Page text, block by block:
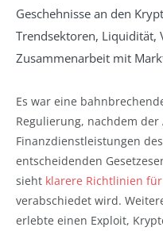
Geschehnisse an den
Trendsektoren, Liquidität,
Zusammenarbeit mit
Es war eine
Regulierung, nachdem der
Finanzdienstleistungen
entscheidenden
sieht klarere Richtlinien
verabschiedet wird.
erlebte einen Exploit,